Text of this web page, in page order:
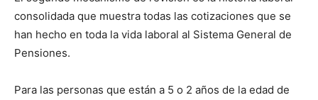
consolidada que muestra todas las cotizaciones que se
han hecho en toda la vida laboral al Sistema General de
Pensiones.
Para las personas que están a 5 o 2 años de la edad de